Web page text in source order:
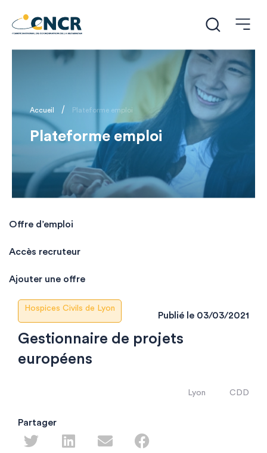
Accueil / Plateforme emploi
Plateforme emploi
Offre d’emploi
Accès recruteur
Ajouter une offre
Hospices Civils de Lyon
Publié le 03/03/2021
Gestionnaire de projets
européens
Lyon CDD
Partager